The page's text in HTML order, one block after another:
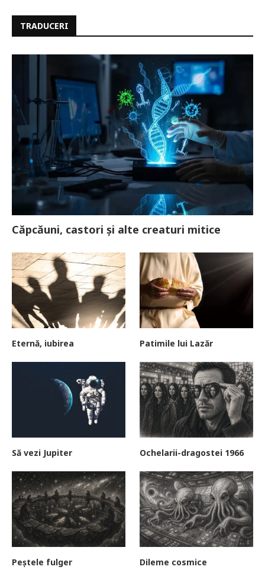
TRADUCERI
Căpcăuni, castori și alte creaturi mitice
Eternă, iubirea Patimile lui Lazăr
Să vezi Jupiter Ochelarii-dragostei 1966
Peștele fulger Dileme cosmice